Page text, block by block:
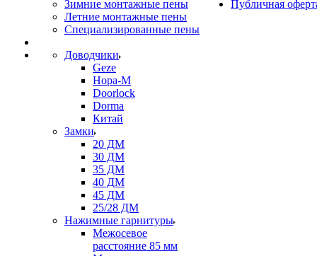
Зимние монтажные пены
Летние монтажные пены
Специализированные пены
Доводчики
Geze
Нора-М
Doorlock
Dorma
Китай
Замки
20 ДМ
30 ДМ
35 ДМ
40 ДМ
45 ДМ
25/28 ДМ
Нажимные гарнитуры
Межосевое
расстояние 85 мм
Публичная